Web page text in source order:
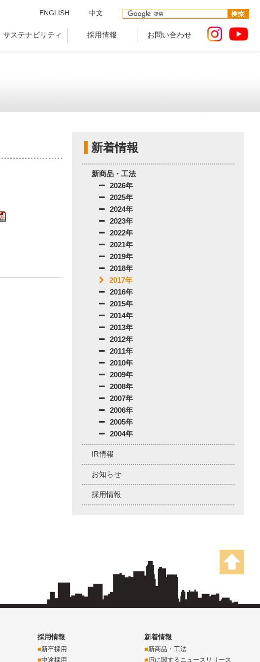
ENGLISH 中文
サステナビリティ 採用情報 お問い合わせ
新着情報
新商品・工法
2026年
2025年
2024年
2023年
2022年
2021年
2019年
2018年
2017年
2016年
2015年
2014年
2013年
2012年
2011年
2010年
2009年
2008年
2007年
2006年
2005年
2004年
IR情報
お知らせ
採用情報
採用情報
新卒採用
中途採用
新着情報
新商品・工法
IRに関するニュースリリース